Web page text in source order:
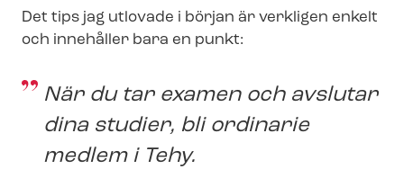
Det tips jag utlovade i början är verkligen enkelt
och innehåller bara en punkt:
När du tar examen och avslutar
dina studier, bli ordinarie
medlem i Tehy.